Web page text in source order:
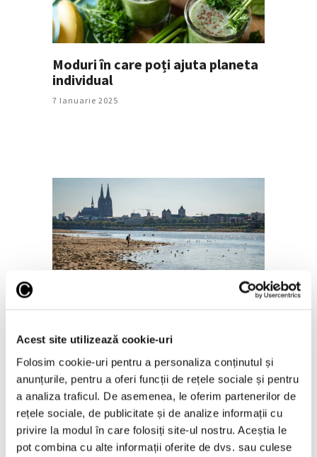
Acest site utilizează cookie-uri
Folosim cookie-uri pentru a personaliza conținutul și
anunțurile, pentru a oferi funcții de rețele sociale și pentru
a analiza traficul. De asemenea, le oferim partenerilor de
rețele sociale, de publicitate și de analize informații cu
privire la modul în care folosiți site-ul nostru. Aceștia le
pot combina cu alte informații oferite de dvs. sau culese
Moduri în care poți ajuta planeta
individual
7 Ianuarie 2025
– studiu
6 Noiembrie 2024